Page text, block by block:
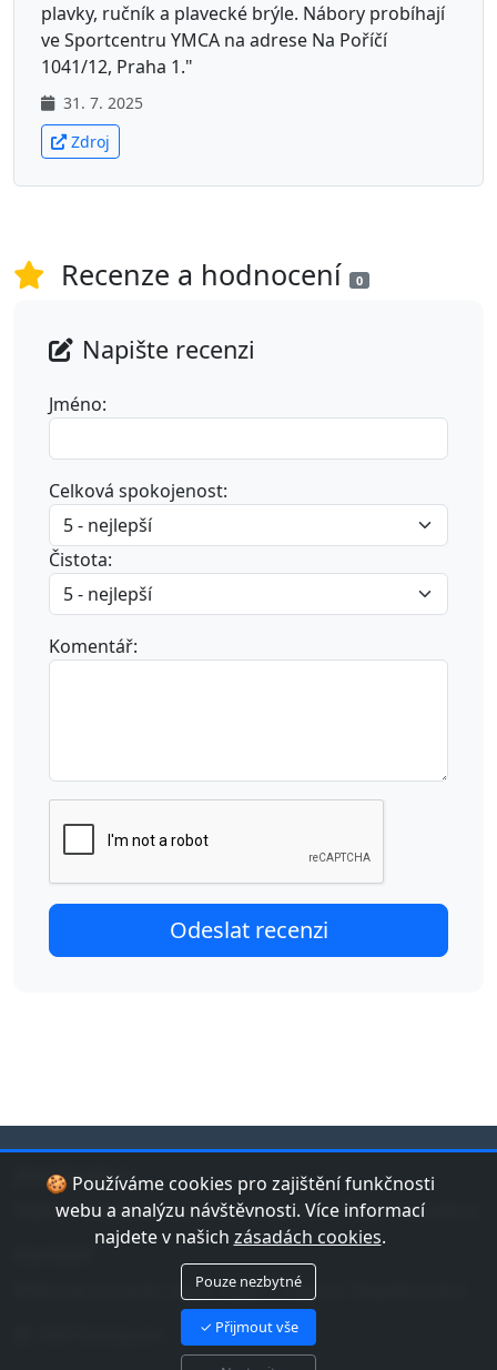
plavky, ručník a plavecké brýle. Nábory probíhají
ve Sportcentru YMCA na adrese Na Poříčí
1041/12, Praha 1."
31. 7. 2025
Zdroj
Recenze a hodnocení 0
Napište recenzi
Jméno:
Celková spokojenost:
Čistota:
Komentář:
🍪 Používáme cookies pro zajištění funkčnosti
webu a analýzu návštěvnosti. Více informací
najdete v našich zásadách cookies.
Pouze nezbytné
✓ Přijmout vše
jduplavat.cz
Nejlepší databáze bazénů a koupališť v České republice.
Máte tip na bazén nebo chybu v datech? Napište nám!